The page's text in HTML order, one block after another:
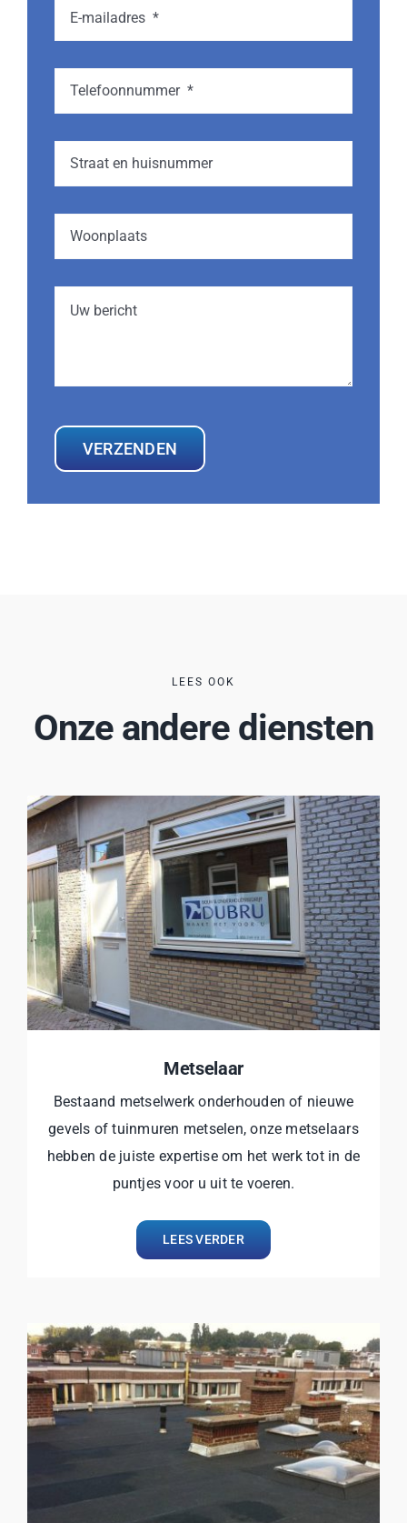
VERZENDEN
LEES OOK
Onze andere diensten
Metselaar
Bestaand metselwerk onderhouden of nieuwe
gevels of tuinmuren metselen, onze metselaars
hebben de juiste expertise om het werk tot in de
puntjes voor u uit te voeren.
LEES VERDER